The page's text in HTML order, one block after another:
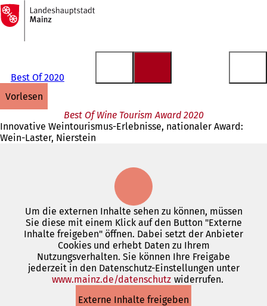
Inhalt anspringen
Zur
Startseite
Best Of 2020
vorlesen
Best Of Wine Tourism Award 2020
Innovative Weintourismus-Erlebnisse, nationaler Award:
Wein-Laster, Nierstein
Um die externen Inhalte sehen zu können, müssen
Sie diese mit einem Klick auf den Button "Externe
Inhalte freigeben" öffnen. Dabei setzt der Anbieter
Cookies und erhebt Daten zu Ihrem
Nutzungsverhalten. Sie können Ihre Freigabe
jederzeit in den Datenschutz-Einstellungen unter
www.mainz.de/datenschutz(Öffnet
einem
widerrufen.
Externe Inhalte freigeben